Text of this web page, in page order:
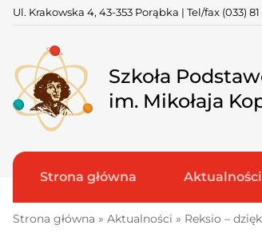
Skip
content
Ul. Krakowska 4, 43-353 Porąbka | Tel/fax (033)
Szkoła
im. Mikołaja
Strona główna Aktualności
Strona główna » Aktualności » Reksio –